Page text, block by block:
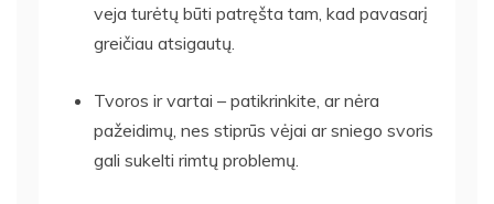
veja turėtų būti patręšta tam, kad pavasarį
greičiau atsigautų.
Tvoros ir vartai – patikrinkite, ar nėra
pažeidimų, nes stiprūs vėjai ar sniego svoris
gali sukelti rimtų problemų.